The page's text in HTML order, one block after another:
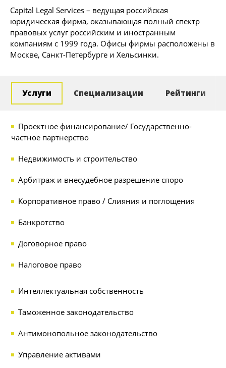
Capital Legal Services – ведущая российская
юридическая фирма, оказывающая полный спектр
правовых услуг российским и иностранным
компаниям с 1999 года. Офисы фирмы расположены в
Москве, Санкт-Петербурге и Хельсинки.
Услуги Специализации Рейтинги
Проектное финансирование/ Государственно-
частное партнерство
Недвижимость и строительство
Арбитраж и внесудебное разрешение споро
Корпоративное право / Слияния и поглощения
Банкротство
Договорное право
Налоговое право
Интеллектуальная собственность
Таможенное законодательство
Антимонопольное законодательство
Управление активами